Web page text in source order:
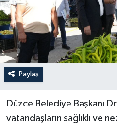
Paylaş
Düzce Belediye Başkanı
vatandaşların sağlıklı ve